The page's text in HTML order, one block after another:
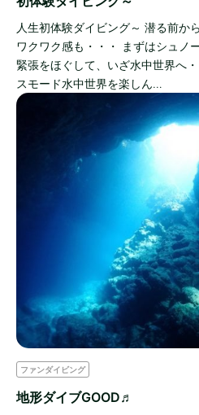
人生初体験ダイビング～ 潜る前か
ワクワク感も・・・ まずはシュノ
緊張をほぐして、いざ水中世界へ
スモード水中世界を楽しん…
ファンダイビング
地形ダイブGOOD♬